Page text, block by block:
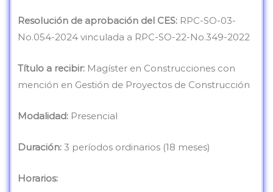
Resolución de aprobación del CES: RPC-SO-03-
No.054-2024 vinculada a RPC-SO-22-No.349-2022
Título a recibir: Magíster en Construcciones con
mención en Gestión de Proyectos de Construcción
Modalidad: Presencial
Duración: 3 períodos ordinarios (18 meses)
Horarios: